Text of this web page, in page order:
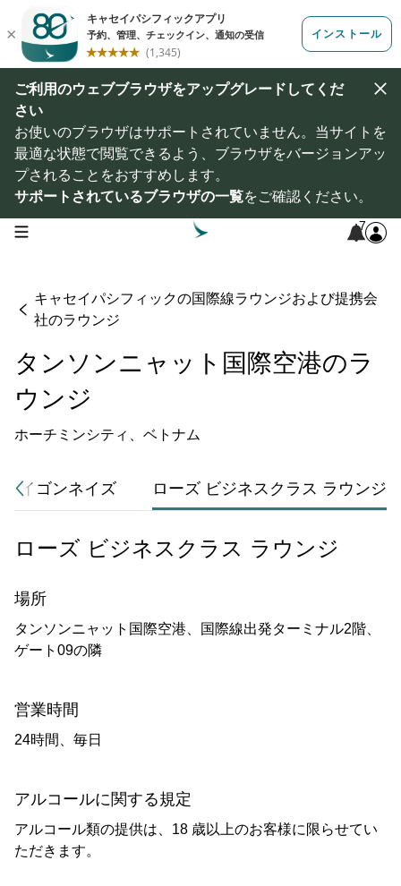
ご利用のウェブブラウザをアップグレードしてくだ
さい
お使いのブラウザはサポートされていません。当サイトを
最適な状態で閲覧できるよう、ブラウザをバージョンアッ
プされることをおすすめします。
サポートされているブラウザの一覧をご確認ください。
open navigation menu 7
キャセイパシフィックの国際線ラウンジおよび提携会
社のラウンジ
タンソンニャット国際空港のラ
ウンジ
ホーチミンシティ、ベトナム
サイゴンネイズ ローズ ビジネスクラス ラウンジ
ローズ ビジネスクラス ラウンジ
場所
タンソンニャット国際空港、国際線出発ターミナル2階、
ゲート09の隣
営業時間
24時間、毎日
アルコールに関する規定
アルコール類の提供は、18 歳以上のお客様に限らせてい
ただきます。